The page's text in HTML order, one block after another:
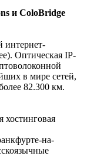
и ColoBridge
интернет-
Оптическая IP-
в мире сетей,
82.300 км.
хостинговая
на-